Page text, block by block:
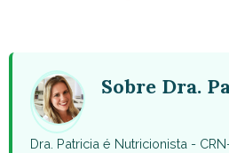
Sobre Dra.
Dra. Patricia é Nutricionista -